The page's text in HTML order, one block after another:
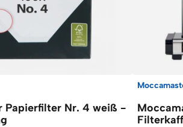
Papierfilter Nr. 4 weiß -